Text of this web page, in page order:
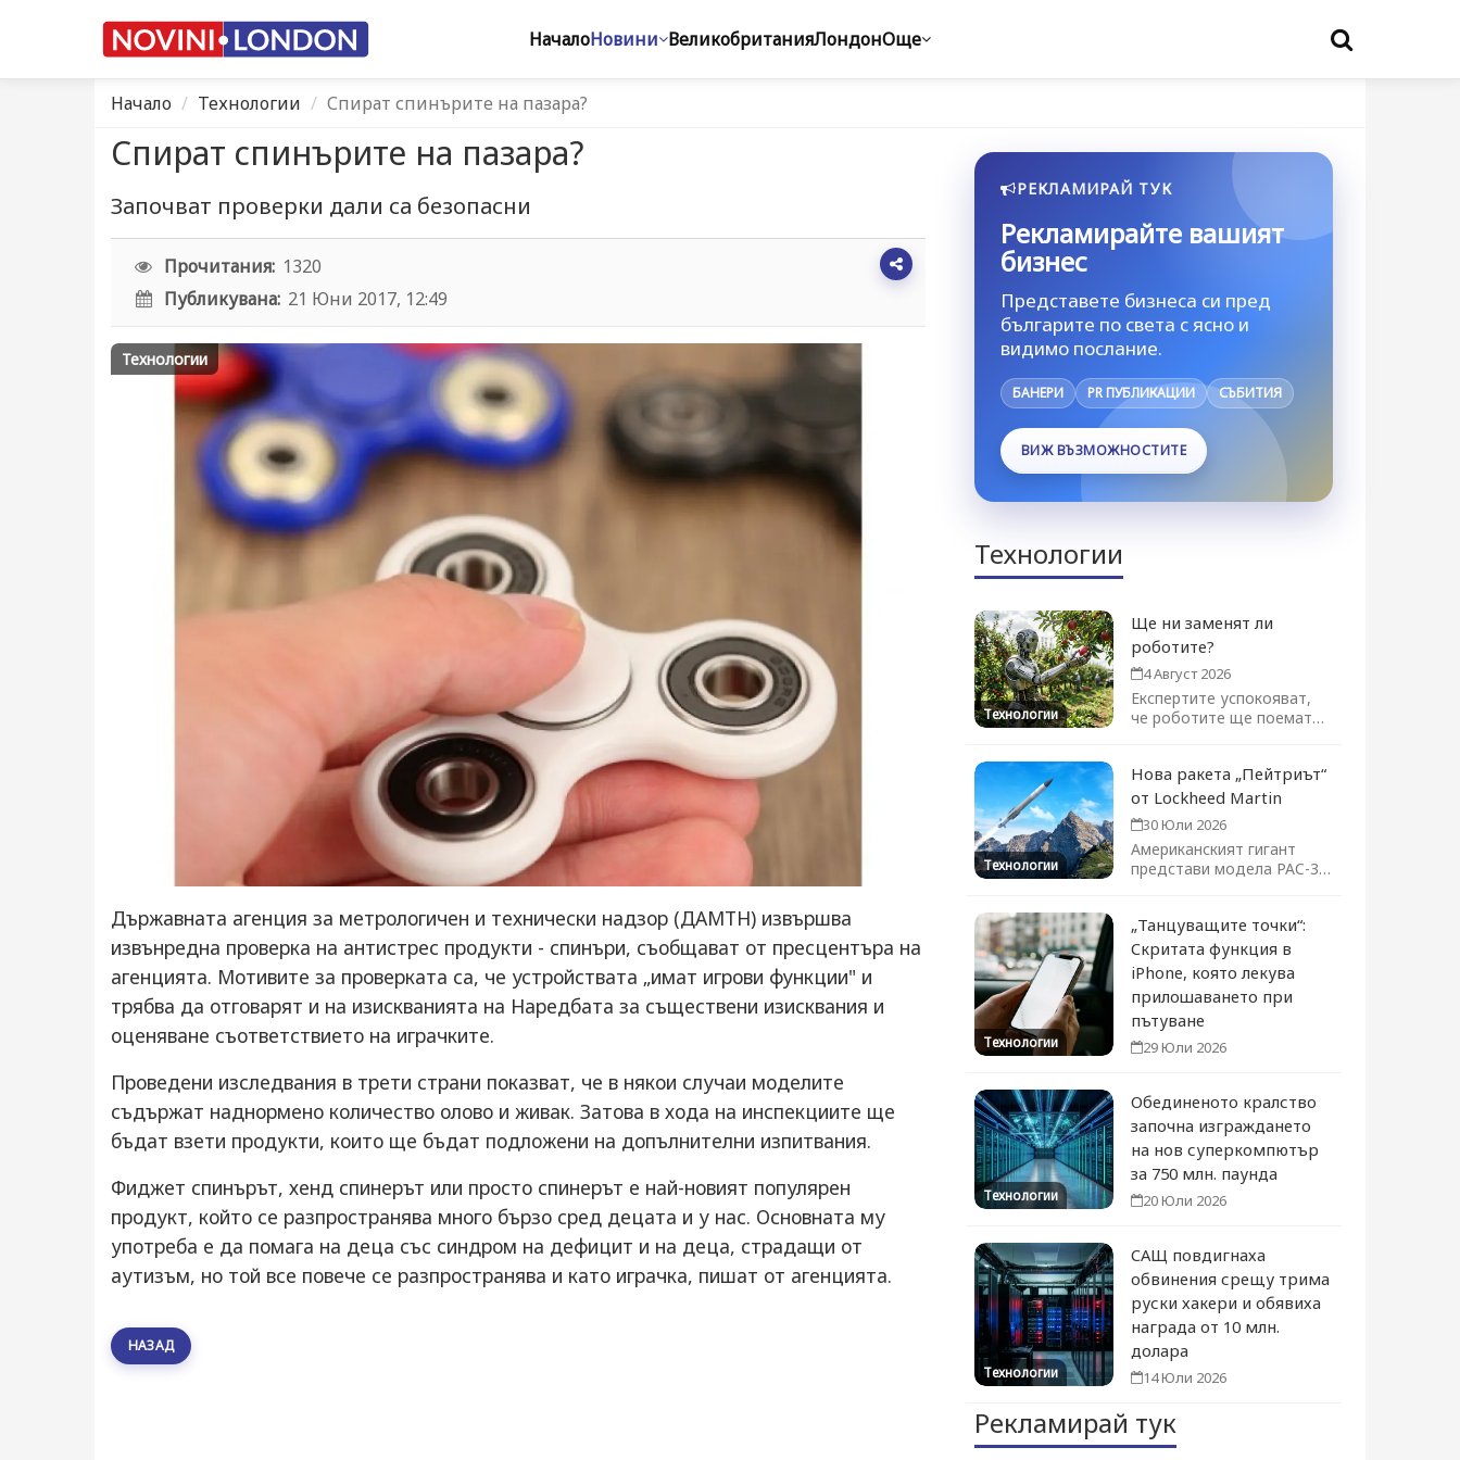
НачалоНовини ВеликобританияЛондонОще
Начало Технологии Спират спинърите на пазара?
Спират спинърите на пазара?
Започват проверки дали са безопасни
Прочитания: 1320
Публикувана: 21 Юни 2017, 12:49
Технологии
Държавната агенция за метрологичен и технически надзор (ДАМТН) извършва
извънредна проверка на антистрес продукти - спинъри, съобщават от пресцентъра на
агенцията. Мотивите за проверката са, че устройствата „имат игрови функции" и
трябва да отговарят и на изискванията на Наредбата за съществени изисквания и
оценяване съответствието на играчките.
Проведени изследвания в трети страни показват, че в някои случаи моделите
съдържат наднормено количество олово и живак. Затова в хода на инспекциите ще
бъдат взети продукти, които ще бъдат подложени на допълнителни изпитвания.
Фиджет спинърът, хенд спинерът или просто спинерът е най-новият популярен
продукт, който се разпространява много бързо сред децата и у нас. Основната му
употреба е да помага на деца със синдром на дефицит и на деца, страдащи от
аутизъм, но той все повече се разпространява и като играчка, пишат от агенцията.
НАЗАД
РЕКЛАМИРАЙ ТУК
Рекламирайте вашият
бизнес
Представете бизнеса си пред
българите по света с ясно и
видимо послание.
БАНЕРИ PR ПУБЛИКАЦИИ СЪБИТИЯ
ВИЖ ВЪЗМОЖНОСТИТЕ
Технологии
Технологии
Ще ни заменят ли
роботите?
4 Август 2026
Експертите успокояват,
че роботите ще поемат
Технологии
Нова ракета „Пейтриът“
от Lockheed Martin
30 Юли 2026
Американският гигант
представи модела PAC-3
прехващач...
Технологии
„Танцуващите точки“:
Скритата функция в
iPhone, която лекува
прилошаването при
пътуване
29 Юли 2026
Технологии
Обединеното кралство
започна изграждането
на нов суперкомпютър
за 750 млн. паунда
20 Юли 2026
Технологии
САЩ повдигнаха
обвинения срещу трима
руски хакери и обявиха
награда от 10 млн.
долара
14 Юли 2026
Рекламирай тук